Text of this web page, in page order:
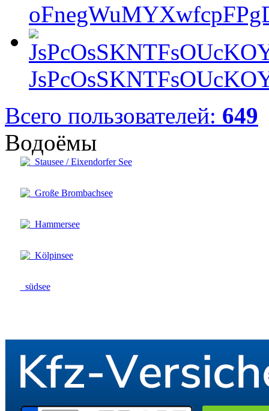
Всего пользователей: 649
Водоёмы
Stausee / Eixendorfer See
Große Brombachsee
Hammersee
Kölpinsee
südsee